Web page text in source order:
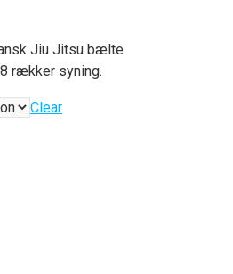
Jiu Jitsu bælte
rækker syning.
Clear